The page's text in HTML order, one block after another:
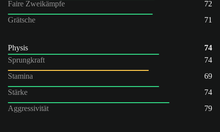
Faire Zweikämpfe
72
Grätsche
71
Physis
74
Sprungkraft
74
Stamina
69
Stärke
74
Aggressivität
79